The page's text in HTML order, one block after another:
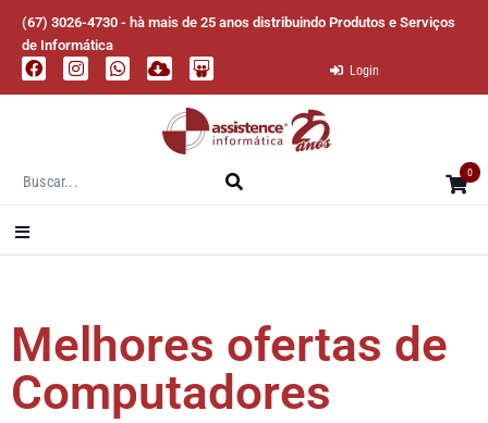
(67) 3026-4730 - hà mais de 25 anos distribuindo Produtos e Serviços
de Informática
Login
0
Melhores ofertas de
Computadores